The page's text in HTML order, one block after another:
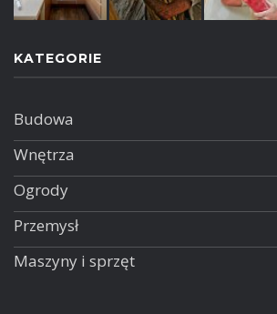
KATEGORIE
Budowa
Wnętrza
Ogrody
Przemysł
Maszyny i sprzęt